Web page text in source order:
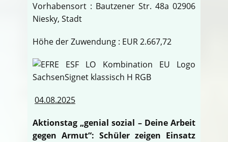
Vorhabensort : Bautzener Str. 48a 02906
Niesky, Stadt
Höhe der Zuwendung : EUR 2.667,72
04.08.2025
Aktionstag „genial sozial – Deine Arbeit
gegen Armut“: Schüler zeigen Einsatz